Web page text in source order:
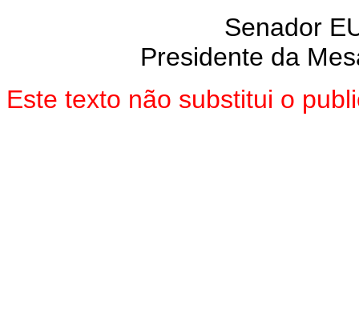
Senador
Presidente da
Este texto não substitui o